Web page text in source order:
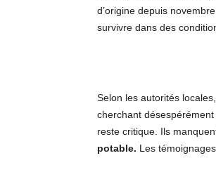
d’origine depuis
survivre dans des
Selon les autorités
cherchant
reste critique. Ils
potable. Les